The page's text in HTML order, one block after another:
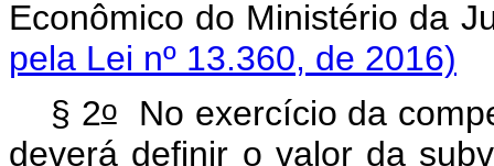
Econômico do
pela Lei nº 13.360, de 2016)
§ 2oNo exercício da
deverá definir o valor da